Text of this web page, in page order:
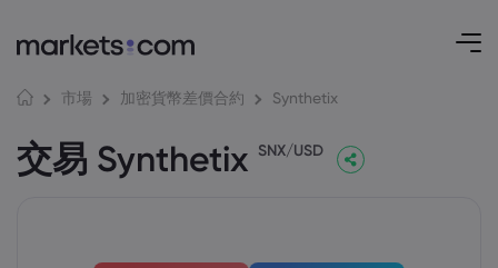
市場 加密貨幣差價合約 Synthetix
交易 Synthetix SNX/USD